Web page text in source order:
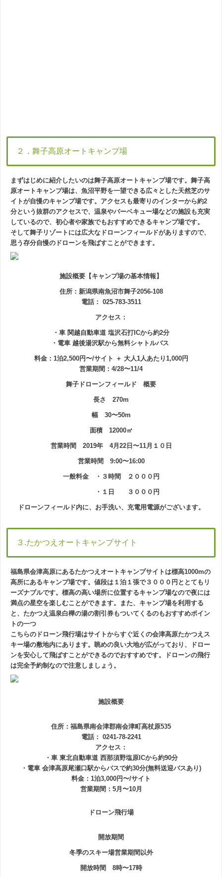
２．舞子高原オートキャンプ場
まずはじめに紹介したいのは舞子高原オートキャンプ場です。舞子高
原オートキャンプ場は、魚沼平野を一望できる広々とした天然芝のサ
イトが自慢のキャンプ場です。アクセスも最寄りのインターから約2
分という抜群のアクセスで、温泉やバーベキュー場などの施設も充実
しているので、初心者や家族でもおすすめできるキャンプ場です。
そして舞子リゾートには広大なドローンフィールドがありますので、
思う存分自慢のドローンを飛ばすことができます。
施設概要【キャンプ場の基本情報】
住所：新潟県南魚沼市舞子2056-108
電話： 025-783-3511
アクセス ：
・車 関越自動車道 塩沢石打ICから約2分
・電車 越後湯沢駅から無料シャトルバス
料金：1泊2,500円〜/サイト ＋ 大人1人あたり1,000円
営業期間 ：4/28〜11/4
舞子ドローンフィールド 概要
長さ 270m
幅 30〜50m
面積 12000㎡
営業時間 2019年 4月22日〜11月１０日
営業時間 9:00〜16:00
一般料金 ・３時間 ２０００円
・１日 ３０００円
ドローンフィールド内に、お手洗い、充電用電源がございます。
３.たかつえオートキャンプサイト
福島県会津高原にあるたかつえオートキャンプサイトは標高1000mの
高所にあるキャンプ場です。値段は１泊１張で３０００円ととてもリ
ーズナブルです。標高の高い場所に位置するキャンプ場なので夜には
満点の星空を楽しむことができます。また、キャンプ場を利用する
と、たかつえ温泉白樺の湯の割引券もついてくるのもおすすめポイン
トの一つ
こちらのドローン飛行場はサイトからすぐ近くの会津高原たかつえス
キー場の敷地内にあります。眺めの良い大地が広がっており、ドロー
ンを安心して飛ばすことができるのでおすすめです。ドローンの飛行
は完全予約制なので注意しましょう。
施設概要
住所：福島県南会津郡南会津町高杖原535
電話： 0241-78-2241
アクセス：
・車 東北自動車道 西那須野塩原ICから約90分
・電車 会津高原尾瀬口駅からバスで約30分(無料送迎バスあり)
料金：1泊3,000円〜/サイト
営業期間：5月〜10月
ドローン飛行場
開放期間
冬季のスキー場営業期間以外
開放時間 8時〜17時